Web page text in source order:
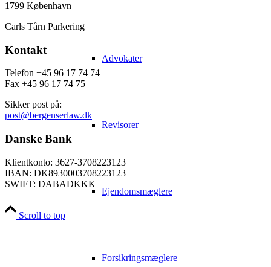
Advokater
Revisorer
Ejendomsmæglere
Forsikringsmæglere
1799 København
Carls Tårn Parkering
Kontakt
Telefon +45 96 17 74 74
Fax +45 96 17 74 75
Sikker post på:
post@bergenserlaw.dk
Danske Bank
Klientkonto: 3627-3708223123
IBAN: DK8930003708223123
SWIFT: DABADKKK
Scroll to top